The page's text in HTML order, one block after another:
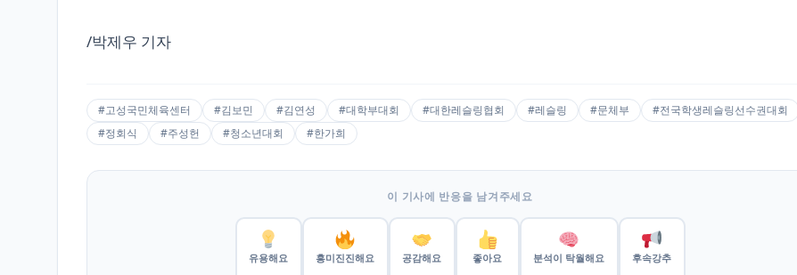
/박제우 기자
#고성국민체육센터 #김보민 #김연성 #대학부대회 #대한레슬링협회 #레슬링 #문체부
#전국학생레슬링선수권대회
#정회식
#주성헌 #청소년대회 #한가희
이 기사에 반응을 남겨주세요
유용해요 흥미진진해요 공감해요 좋아요 분석이 탁월해요 후속강추